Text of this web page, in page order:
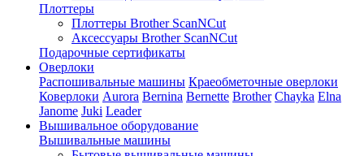
Плоттеры
Плоттеры Brother ScanNCut
Аксессуары Brother ScanNCut
Подарочные сертификаты
Оверлоки
Распошивальные машины Краеобметочные оверлоки
Коверлоки Aurora Bernina Bernette Brother Chayka Elna
Janome Juki Leader
Вышивальное оборудование
Вышивальные машины